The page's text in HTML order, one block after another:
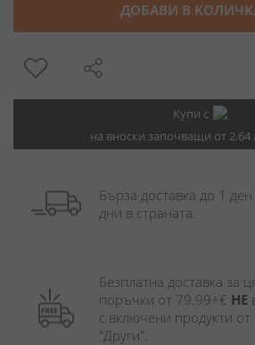
ДОБАВИ В
Купи с
на вноски започващи от 2.64
Бърза доставка до 1
дни в страната.
Безплатна доставка за
поръчки от 79.99+€ НЕ
с включени продукти от
"Други".